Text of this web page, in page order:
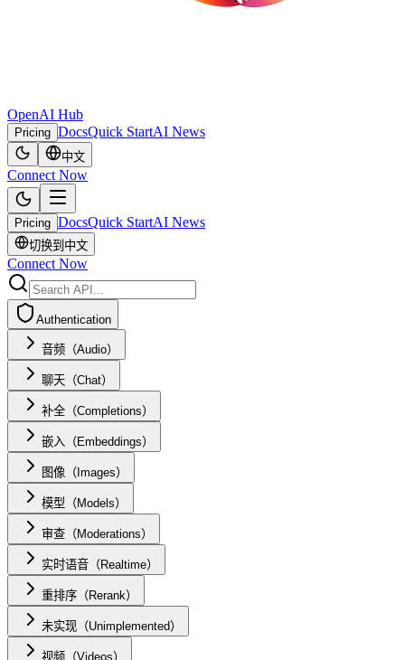
OpenAI Hub
Pricing DocsQuick StartAI News
中文
Connect Now
Pricing DocsQuick StartAI News
切换到中文
Connect Now
Authentication
音频（Audio）
聊天（Chat）
补全（Completions）
嵌入（Embeddings）
图像（Images）
模型（Models）
审查（Moderations）
实时语音（Realtime）
重排序（Rerank）
未实现（Unimplemented）
视频（Videos）